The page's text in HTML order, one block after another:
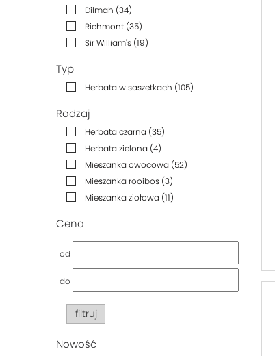
Dilmah (34)
Richmont (35)
Sir William's (19)
Typ
Herbata w saszetkach (105)
Rodzaj
Herbata czarna (35)
Herbata zielona (4)
Mieszanka owocowa (52)
Mieszanka rooibos (3)
Mieszanka ziołowa (11)
Cena
od
do
filtruj
Nowość